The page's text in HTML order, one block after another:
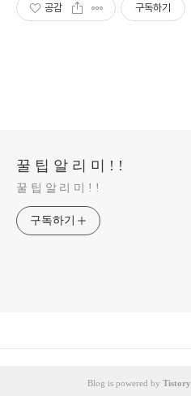
공감 구독하기
꿀 팁 알 리 미 ! !
꿀 팁 알 리 미 ! !
구독하기
Blog is powered by Tistory